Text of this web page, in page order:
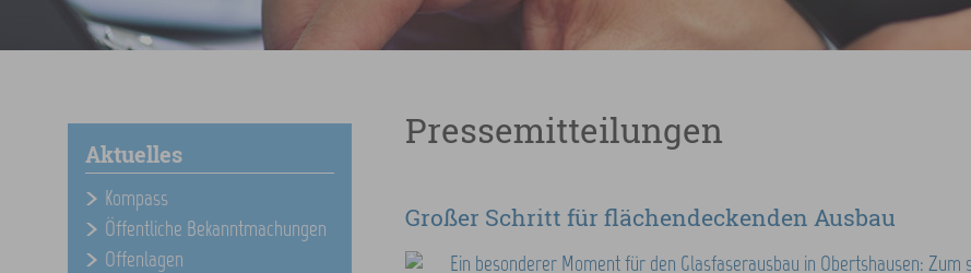
Aktuelles
Kompass
Öffentliche Bekanntmachungen
Offenlagen
Pressemitteilungen
Großer Schritt für flächendeckenden Ausbau